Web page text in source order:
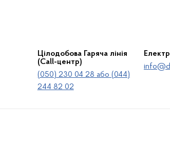
Цілодобова Гаряча лінія
(Call-центр)
(050) 230 04 28 або (044)
244 82 02